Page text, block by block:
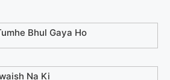
Bhul Gaya Ho
Na Ki